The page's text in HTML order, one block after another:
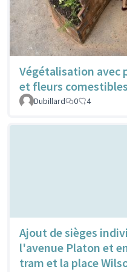
Végétalisation avec
et fleurs comestibles
Dubillard
0 4
Ajout de sièges
l'avenue Platon et
tram et la place